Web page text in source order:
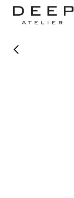
Anasayfa TÜM ELBİSELER